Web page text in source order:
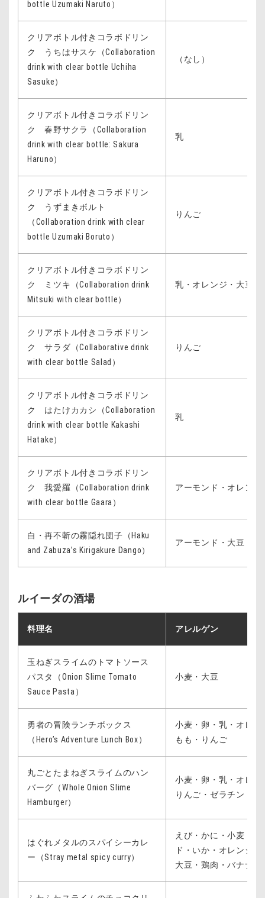
bottle Uzumaki Naruto）
クリアボトル付きコラボドリン
ク うちはサスケ（Collaboration
drink with clear bottle Uchiha
Sasuke）
（なし）
クリアボトル付きコラボドリン
ク 春野サクラ（Collaboration
drink with clear bottle: Sakura
Haruno）
乳
クリアボトル付きコラボドリン
ク うずまきボルト
（Collaboration drink with clear
bottle Uzumaki Boruto）
りんご
クリアボトル付きコラボドリン
ク ミツキ（Collaboration drink
Mitsuki with clear bottle）
乳・オレンジ・大豆
クリアボトル付きコラボドリン
ク サラダ（Collaborative drink
with clear bottle Salad）
りんご
クリアボトル付きコラボドリン
ク はたけカカシ（Collaboration
drink with clear bottle Kakashi
Hatake）
乳
クリアボトル付きコラボドリン
ク 我愛羅（Collaboration drink
with clear bottle Gaara）
アーモンド・オレンジ
白・再不斬の霧隠れ団子（Haku
and Zabuza’s Kirigakure Dango）
アーモンド・大豆・り
ルイーダの酒場
料理名 アレルゲン
玉ねぎスライムのトマトソース
パスタ（Onion Slime Tomato
Sauce Pasta）
小麦・大豆
勇者の冒険ランチボックス
（Hero’s Adventure Lunch Box）
小麦・卵・乳・オレ
もも・りんご
丸ごとたまねぎスライムのハン
バーグ（Whole Onion Slime
Hamburger）
小麦・卵・乳・オレ
りんご・ゼラチン
はぐれメタルのスパイシーカレ
ー（Stray metal spicy curry）
えび・かに・小麦・
ド・いか・オレンジ
大豆・鶏肉・バナナ